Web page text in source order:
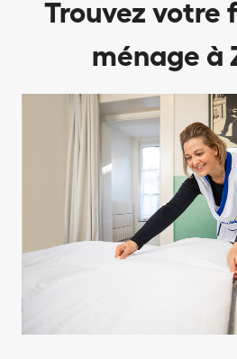
Trouvez votre
ménage à